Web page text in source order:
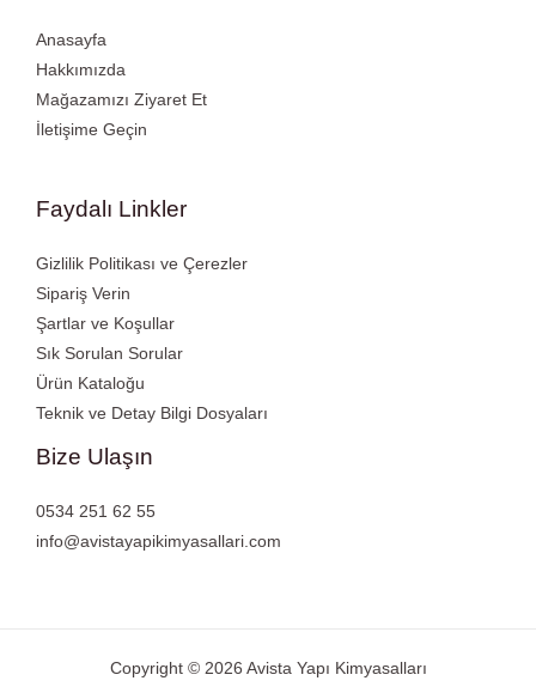
Anasayfa
Hakkımızda
Mağazamızı Ziyaret Et
İletişime Geçin
Faydalı Linkler
Gizlilik Politikası ve Çerezler
Sipariş Verin
Şartlar ve Koşullar
Sık Sorulan Sorular
Ürün Kataloğu
Teknik ve Detay Bilgi Dosyaları
Bize Ulaşın
0534 251 62 55
info@avistayapikimyasallari.com
Copyright © 2026 Avista Yapı Kimyasalları